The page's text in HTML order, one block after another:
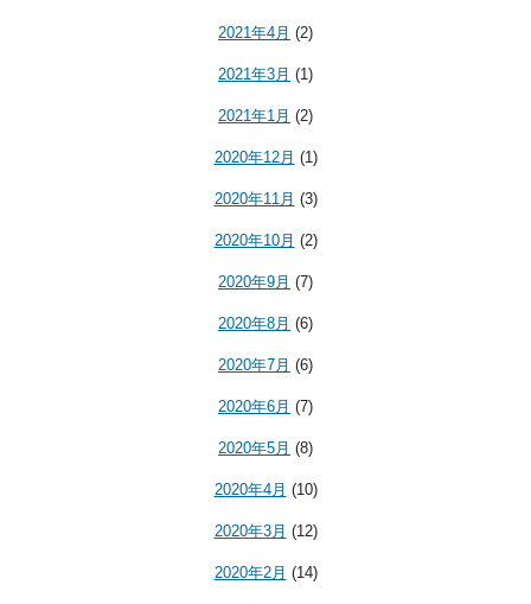
2021年4月 (2)
2021年3月 (1)
2021年1月 (2)
2020年12月 (1)
2020年11月 (3)
2020年10月 (2)
2020年9月 (7)
2020年8月 (6)
2020年7月 (6)
2020年6月 (7)
2020年5月 (8)
2020年4月 (10)
2020年3月 (12)
2020年2月 (14)